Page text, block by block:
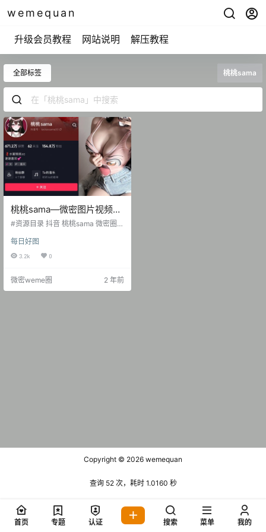
wemequan
升级会员教程 网站说明 解压教程
全部标签 桃桃sama
桃桃sama—微密图片视频合
集【持续更新】
#资源目录 抖音 桃桃sama 微密圈 N
微密圈 NO.002期 【28P】 抖音 桃
桃sama 微密圈 NO.003期 【19P5
每日好图
3.2k 0
微密weme圈 2 年前
Copyright © 2026 wemequan
查询 52 次，耗时 1.0160 秒
首页 专题 认证 搜索 菜单 我的